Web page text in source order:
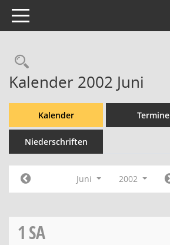
Toggle navigation
Rechercheauswahl
Kalender 2002 Juni
Kalender Termine
Niederschriften
Juni 2002
1 SA